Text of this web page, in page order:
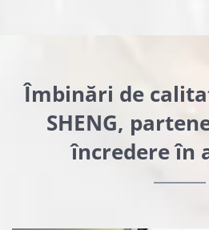
Îmbinări de
SHENG,
încredere în